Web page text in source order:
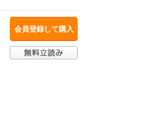
会員登録して購入